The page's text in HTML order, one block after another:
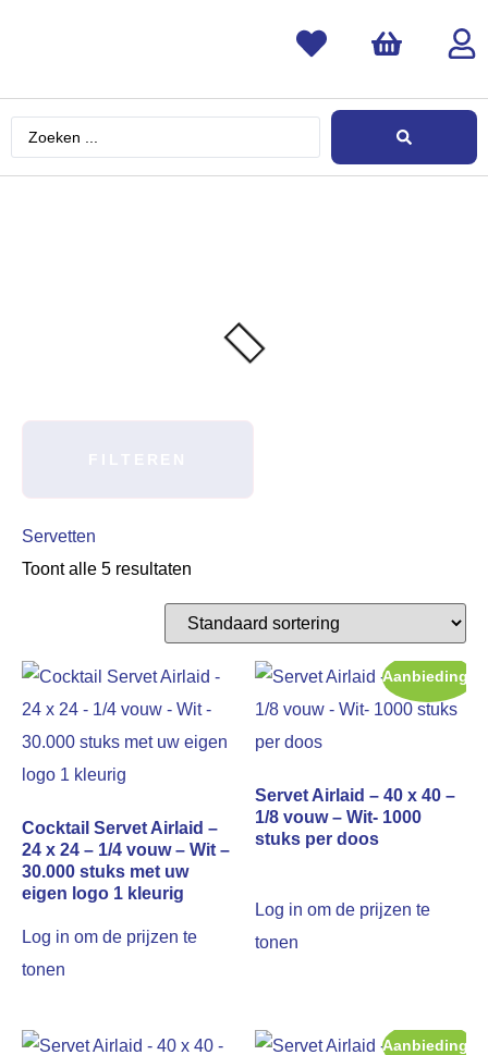
Servetten
Toont alle 5 resultaten
Cocktail Servet Airlaid –
24 x 24 – 1/4 vouw – Wit –
30.000 stuks met uw
eigen logo 1 kleurig
Log in om de prijzen te
tonen
Aanbieding!
Servet Airlaid – 40 x 40 –
1/8 vouw – Wit- 1000
stuks per doos
Log in om de prijzen te
tonen
Aanbieding!